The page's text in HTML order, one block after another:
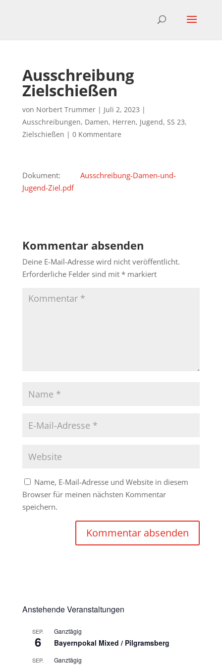
Ausschreibung
Zielschießen
von Norbert Trummer| Juli 2, 2023 |
Ausschreibungen, Damen, Herren, Jugend, SS 23,
Zielschießen | 0 Kommentare
Dokument:
Ausschreibung-Damen-und-
Jugend-Ziel.pdf
Kommentar absenden
Deine E-Mail-Adresse wird nicht veröffentlicht.
Erforderliche Felder sind mit *markiert
Name, E-Mail-Adresse und Website in diesem
Browser für meinen nächsten Kommentar
speichern.
Anstehende Veranstaltungen
SEP.
6
Ganztägig
Bayernpokal Mixed / Pilgramsberg
SEP. Ganztägig